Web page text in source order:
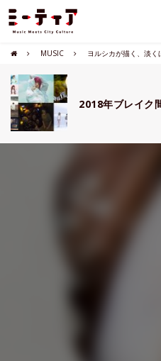
MUSIC ヨルシカが描く、淡
2018年ブレイク